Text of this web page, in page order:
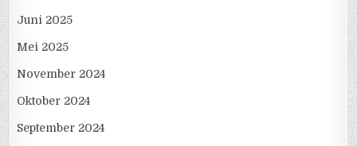
Juni 2025
Mei 2025
November 2024
Oktober 2024
September 2024